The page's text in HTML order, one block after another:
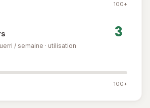
100+
/ semaine · utilisation
100+